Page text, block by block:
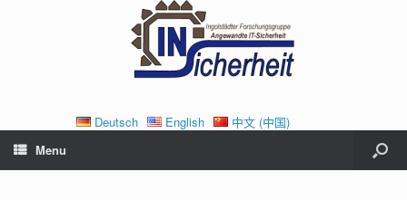
Deutsch English
中文 (中国)
Menu